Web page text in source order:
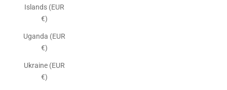
Islands (EUR
€)
Uganda (EUR
€)
Ukraine (EUR
€)